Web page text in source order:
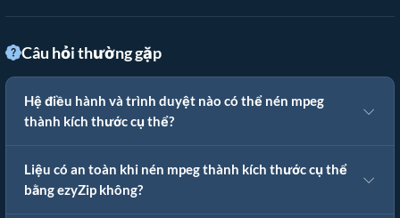
Câu hỏi thường gặp
Hệ điều hành và trình duyệt nào có thể nén mpeg
thành kích thước cụ thể?
Liệu có an toàn khi nén mpeg thành kích thước cụ thể
bằng ezyZip không?